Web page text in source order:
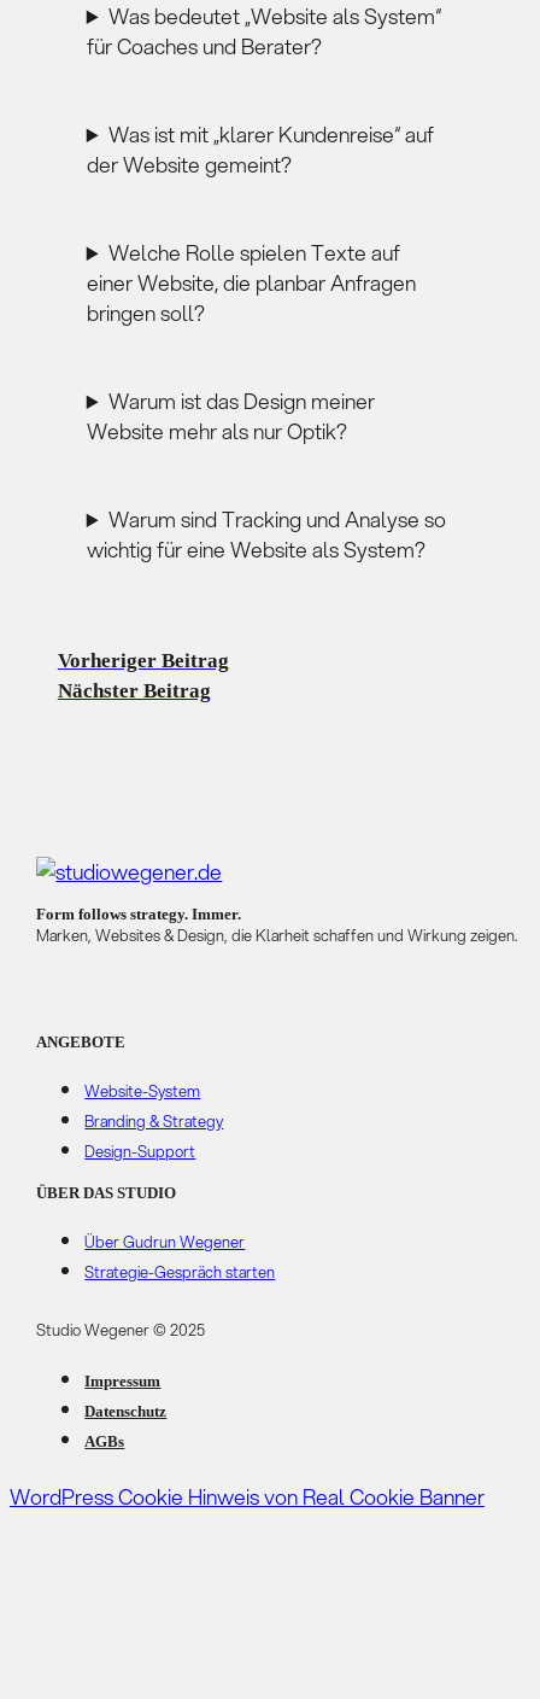
Was bedeutet „Website als System“
für Coaches und Berater?
Was ist mit „klarer Kundenreise“ auf
der Website gemeint?
Welche Rolle spielen Texte auf
einer Website, die planbar Anfragen
bringen soll?
Warum ist das Design meiner
Website mehr als nur Optik?
Warum sind Tracking und Analyse so
wichtig für eine Website als System?
Vorheriger Beitrag
Nächster Beitrag
Form follows strategy. Immer.
Marken, Websites & Design, die Klarheit schaffen und Wirkung zeigen.
ANGEBOTE
Website-System
Branding & Strategy
Design-Support
ÜBER DAS STUDIO
Über Gudrun Wegener
Strategie-Gespräch starten
Studio Wegener © 2025
Impressum
Datenschutz
AGBs
WordPress Cookie Hinweis von Real Cookie Banner